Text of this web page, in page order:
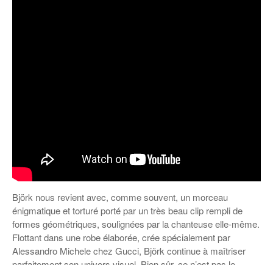
Björk nous revient avec, comme souvent, un morceau
énigmatique et torturé porté par un très beau clip rempli de
formes géométriques, soulignées par la chanteuse elle-même.
Flottant dans une robe élaborée, crée spécialement par
Alessandro Michele chez Gucci, Björk continue à maîtriser